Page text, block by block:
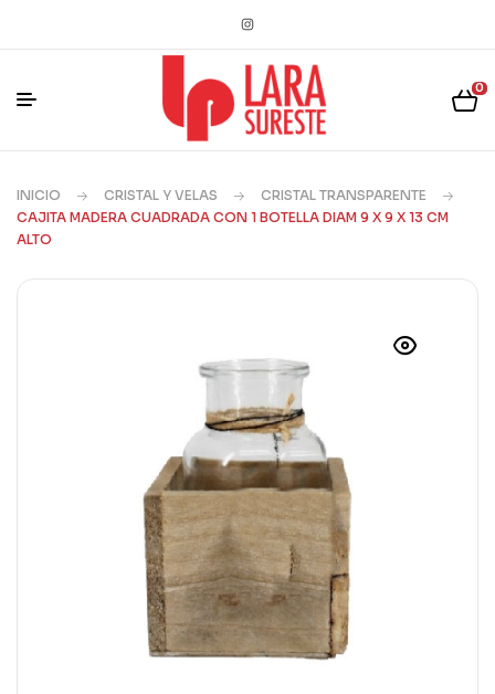
0
INICIO CRISTAL Y VELAS
CRISTAL TRANSPARENTE
CAJITA MADERA CUADRADA CON 1 BOTELLA DIAM 9 X 9 X 13 CM
ALTO